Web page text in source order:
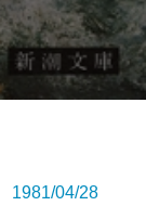
04/28